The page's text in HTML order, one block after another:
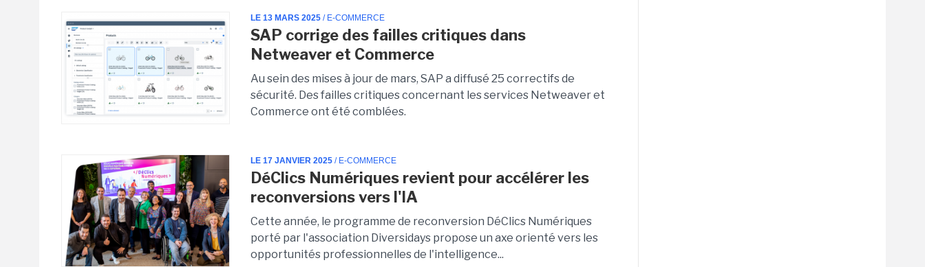
LE 13 MARS 2025 / E-COMMERCE
SAP corrige des failles critiques dans
Netweaver et Commerce
Au sein des mises à jour de mars, SAP a diffusé 25 correctifs de
sécurité. Des failles critiques concernant les services Netweaver et
Commerce ont été comblées.
LE 17 JANVIER 2025 / E-COMMERCE
DéClics Numériques revient pour accélérer les
reconversions vers l'IA
Cette année, le programme de reconversion DéClics Numériques
porté par l'association Diversidays propose un axe orienté vers les
opportunités professionnelles de l'intelligence...